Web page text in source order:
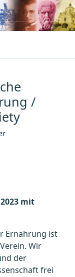
/
mit
Ernährung ist
Wir
der
frei